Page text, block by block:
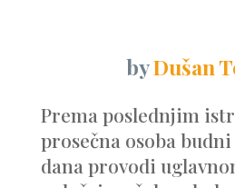
byDušan
Prema poslednjim
prosečna osoba budni
dana provodi